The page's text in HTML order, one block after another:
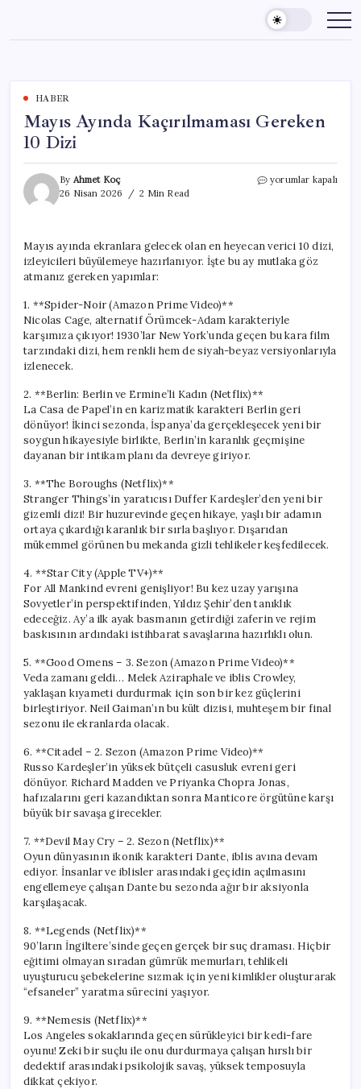
content
HABER
Mayıs Ayında Kaçırılmaması Gereken
10 Dizi
By Ahmet Koç
26 Nisan 2026
2 Min Read
Mayıs
Dizi
için
yorumlar kapalı
Mayıs ayında ekranlara gelecek olan en heyecan verici 10 dizi,
izleyicileri büyülemeye hazırlanıyor. İşte bu ay mutlaka göz
atmanız gereken yapımlar:
1. **Spider-Noir (Amazon Prime Video)**
Nicolas Cage, alternatif Örümcek-Adam karakteriyle
karşımıza çıkıyor! 1930’lar New York’unda geçen bu kara film
tarzındaki dizi, hem renkli hem de siyah-beyaz versiyonlarıyla
izlenecek.
2. **Berlin: Berlin ve Ermine’li Kadın (Netflix)**
La Casa de Papel’in en karizmatik karakteri Berlin geri
dönüyor! İkinci sezonda, İspanya’da gerçekleşecek yeni bir
soygun hikayesiyle birlikte, Berlin’in karanlık geçmişine
dayanan bir intikam planı da devreye giriyor.
3. **The Boroughs (Netflix)**
Stranger Things’in yaratıcısı Duffer Kardeşler’den yeni bir
gizemli dizi! Bir huzurevinde geçen hikaye, yaşlı bir adamın
ortaya çıkardığı karanlık bir sırla başlıyor. Dışarıdan
mükemmel görünen bu mekanda gizli tehlikeler keşfedilecek.
4. **Star City (Apple TV+)**
For All Mankind evreni genişliyor! Bu kez uzay yarışına
Sovyetler’in perspektifinden, Yıldız Şehir’den tanıklık
edeceğiz. Ay’a ilk ayak basmanın getirdiği zaferin ve rejim
baskısının ardındaki istihbarat savaşlarına hazırlıklı olun.
5. **Good Omens – 3. Sezon (Amazon Prime Video)**
Veda zamanı geldi… Melek Aziraphale ve iblis Crowley,
yaklaşan kıyameti durdurmak için son bir kez güçlerini
birleştiriyor. Neil Gaiman’ın bu kült dizisi, muhteşem bir final
sezonu ile ekranlarda olacak.
6. **Citadel – 2. Sezon (Amazon Prime Video)**
Russo Kardeşler’in yüksek bütçeli casusluk evreni geri
dönüyor. Richard Madden ve Priyanka Chopra Jonas,
hafızalarını geri kazandıktan sonra Manticore örgütüne karşı
büyük bir savaşa girecekler.
7. **Devil May Cry – 2. Sezon (Netflix)**
Oyun dünyasının ikonik karakteri Dante, iblis avına devam
ediyor. İnsanlar ve iblisler arasındaki geçidin açılmasını
engellemeye çalışan Dante bu sezonda ağır bir aksiyonla
karşılaşacak.
8. **Legends (Netflix)**
90’ların İngiltere’sinde geçen gerçek bir suç draması. Hiçbir
eğitimi olmayan sıradan gümrük memurları, tehlikeli
uyuşturucu şebekelerine sızmak için yeni kimlikler oluşturarak
“efsaneler” yaratma sürecini yaşıyor.
9. **Nemesis (Netflix)**
Los Angeles sokaklarında geçen sürükleyici bir kedi-fare
oyunu! Zeki bir suçlu ile onu durdurmaya çalışan hırslı bir
dedektif arasındaki psikolojik savaş, yüksek temposuyla
dikkat çekiyor.